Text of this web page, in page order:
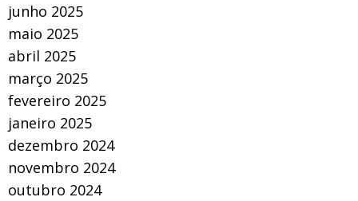
junho 2025
maio 2025
abril 2025
março 2025
fevereiro 2025
janeiro 2025
dezembro 2024
novembro 2024
outubro 2024